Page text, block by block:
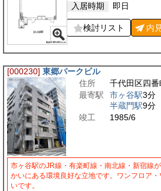
入居時期
即日
検討リスト 内
[000230] 東郷パークビル
住所
千代田区四番
最寄駅
市ヶ谷駅3分
半蔵門駅9分
竣工
1985/6
市ヶ谷駅のJR線・有楽町線・南北線・新宿線
かいにある環境良好な立地です。ワンフロア
いです。